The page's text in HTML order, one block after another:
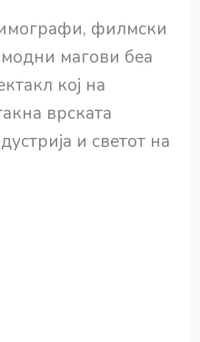
филмски
магови беа
кој на
врската
и светот на